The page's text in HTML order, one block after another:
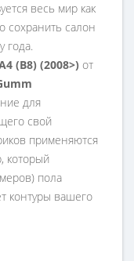
весь мир как
сохранить салон
года.
(B8) (2008>) от
для
свой
применяются
который
пола
контуры вашего